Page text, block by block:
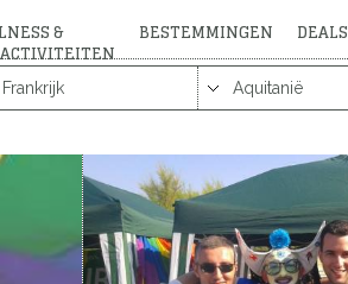
& BESTEMMINGEN DEALS